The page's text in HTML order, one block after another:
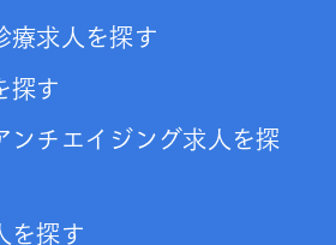
療求人を探す
探す
ンチエイジング求人を探
を探す